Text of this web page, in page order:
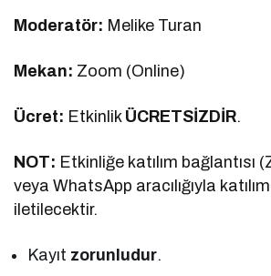
Moderatör: Melike Turan
Mekan: Zoom (Online)
Ücret: Etkinlik ÜCRETSİZDİR.
NOT: Etkinliğe katılım bağlantısı
veya WhatsApp aracılığıyla
iletilecektir.
Kayıt zorunludur.